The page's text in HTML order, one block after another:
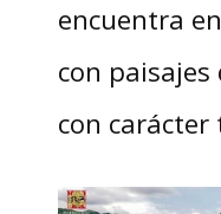
encuentra
con paisajes
con